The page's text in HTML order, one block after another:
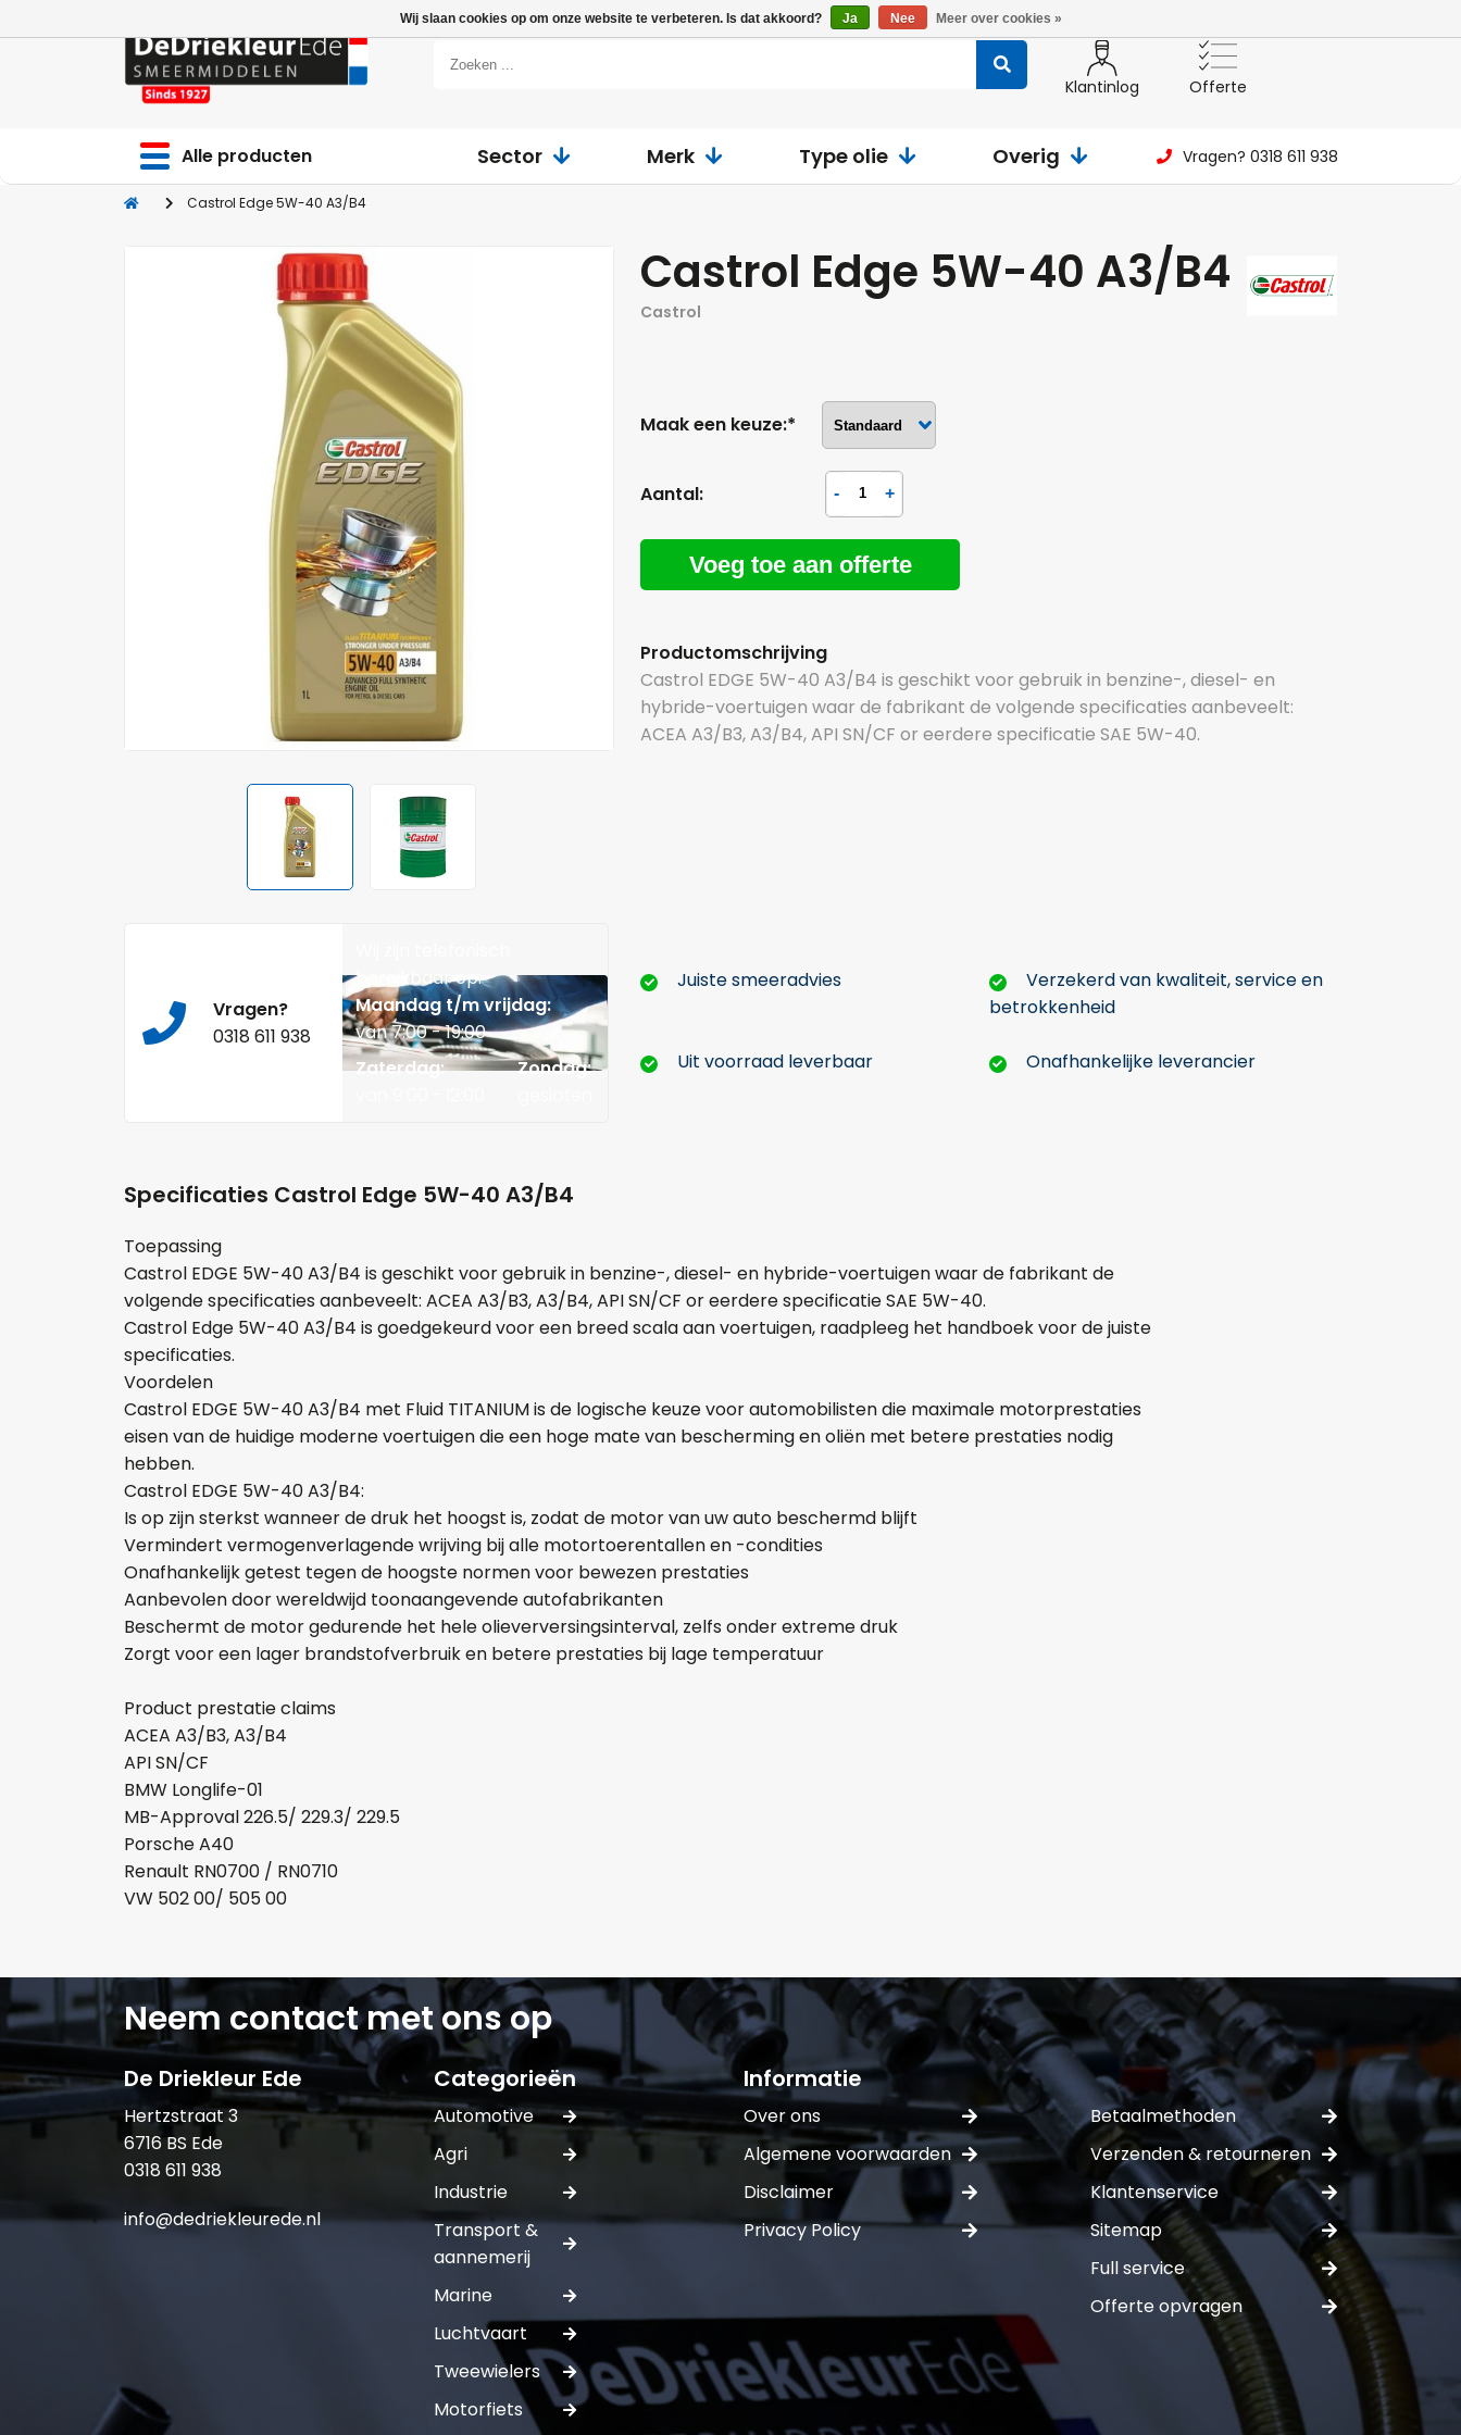
Klantinlog Offerte
Alle producten Sector Merk Type olie Overig Vragen? 0318 611 938
Castrol Edge 5W-40 A3/B4
Castrol Edge 5W-40 A3/B4
Castrol
Maak een keuze:*
Aantal:
Voeg toe aan offerte
Productomschrijving
Castrol EDGE 5W-40 A3/B4 is geschikt voor gebruik in benzine-, diesel- en
hybride-voertuigen waar de fabrikant de volgende specificaties aanbeveelt:
ACEA A3/B3, A3/B4, API SN/CF or eerdere specificatie SAE 5W-40.
Vragen?
0318 611 938
bereikbaar op:
Maandag t/m vrijdag:
van 7:00 - 19:00
Zaterdag:
Zondag:
Juiste smeeradvies
Verzekerd van kwaliteit, service en
betrokkenheid
Uit voorraad leverbaar Onafhankelijke leverancier
Specificaties Castrol Edge 5W-40 A3/B4
Toepassing
Castrol EDGE 5W-40 A3/B4 is geschikt voor gebruik in benzine-, diesel- en hybride-voertuigen waar de fabrikant de
volgende specificaties aanbeveelt: ACEA A3/B3, A3/B4, API SN/CF or eerdere specificatie SAE 5W-40.
Castrol Edge 5W-40 A3/B4 is goedgekeurd voor een breed scala aan voertuigen, raadpleeg het handboek voor de juiste
specificaties.
Voordelen
Castrol EDGE 5W-40 A3/B4 met Fluid TITANIUM is de logische keuze voor automobilisten die maximale motorprestaties
eisen van de huidige moderne voertuigen die een hoge mate van bescherming en oliën met betere prestaties nodig
hebben.
Castrol EDGE 5W-40 A3/B4:
Is op zijn sterkst wanneer de druk het hoogst is, zodat de motor van uw auto beschermd blijft
Vermindert vermogenverlagende wrijving bij alle motortoerentallen en -condities
Onafhankelijk getest tegen de hoogste normen voor bewezen prestaties
Aanbevolen door wereldwijd toonaangevende autofabrikanten
Beschermt de motor gedurende het hele olieverversingsinterval, zelfs onder extreme druk
Zorgt voor een lager brandstofverbruik en betere prestaties bij lage temperatuur
Product prestatie claims
ACEA A3/B3, A3/B4
API SN/CF
BMW Longlife-01
MB-Approval 226.5/ 229.3/ 229.5
Porsche A40
Renault RN0700 / RN0710
VW 502 00/ 505 00
- +
Opmerkingen:
Neem contact met ons op
De Driekleur Ede
Hertzstraat 3
6716 BS Ede
0318 611 938
info@dedriekleurede.nl
Categorieën
Automotive
Agri
Industrie
Transport &
aannemerij
Marine
Luchtvaart
Tweewielers
Motorfiets
Informatie
Over ons
Algemene voorwaarden
Disclaimer
Privacy Policy
Betaalmethoden
Verzenden & retourneren
Klantenservice
Sitemap
Full service
Offerte opvragen
Wij slaan cookies op om onze website te verbeteren. Is dat akkoord? Ja Nee Meer over cookies »